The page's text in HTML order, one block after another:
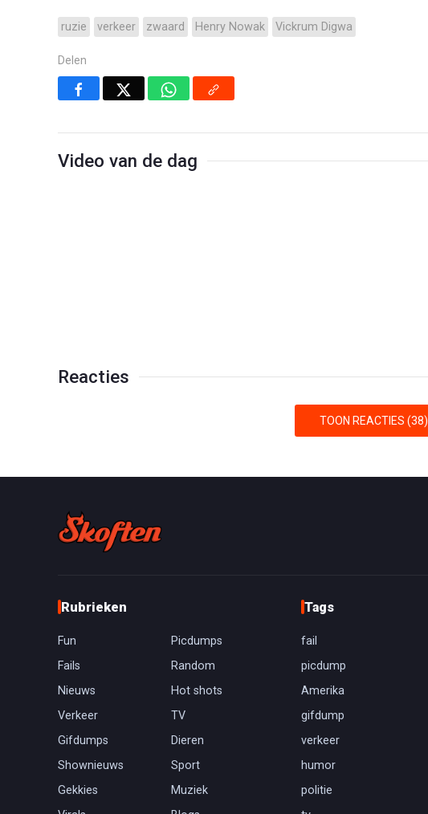
ruzie verkeer zwaard Henry Nowak Vickrum Digwa
Delen
Video van de dag
Reacties
TOON REACTIES (38)
Rubrieken
Fun
Picdumps
Fails
Random
Nieuws
Hot shots
Verkeer
TV
Gifdumps
Dieren
Shownieuws
Sport
Gekkies
Muziek
Tags
fail
picdump
Amerika
gifdump
verkeer
humor
politie